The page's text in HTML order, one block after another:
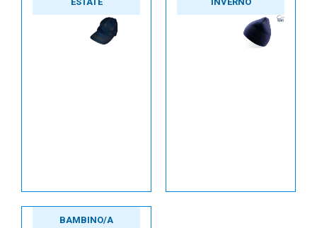
BAMBINO/A